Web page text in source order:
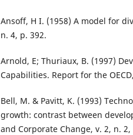
Ansoff, H I. (1958) A model for
n. 4, p. 392.
Arnold, E; Thuriaux, B. (1997)
Capabilities. Report for the
Bell, M. & Pavitt, K. (1993)
growth: contrast between
and Corporate Change, v. 2, n. 2,